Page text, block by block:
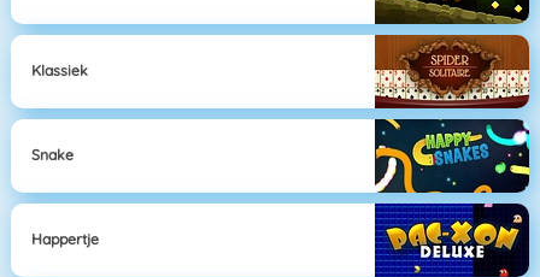
Klassiek
Snake
Happertje